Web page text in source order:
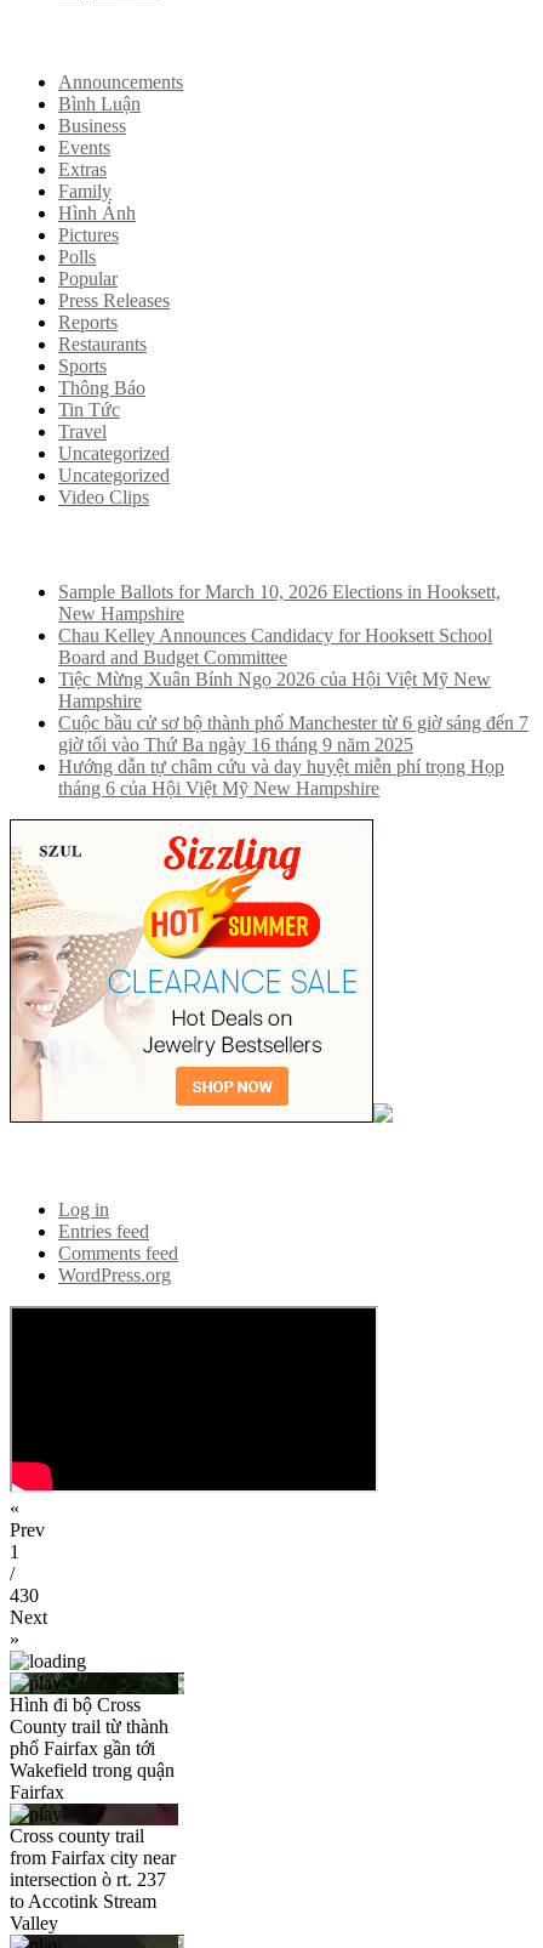
Announcements
Bình Luận
Business
Events
Extras
Family
Hình Ảnh
Pictures
Polls
Popular
Press Releases
Reports
Restaurants
Sports
Thông Báo
Tin Tức
Travel
Uncategorized
Uncategorized
Video Clips
Sample Ballots for March 10, 2026 Elections in Hooksett,
New Hampshire
Chau Kelley Announces Candidacy for Hooksett School
Board and Budget Committee
Tiệc Mừng Xuân Bính Ngọ 2026 của Hội Việt Mỹ New
Hampshire
Cuộc bầu cử sơ bộ thành phố Manchester từ 6 giờ sáng đến 7
giờ tối vào Thứ Ba ngày 16 tháng 9 năm 2025
Hướng dẫn tự châm cứu và day huyệt miễn phí trọng Họp
tháng 6 của Hội Việt Mỹ New Hampshire
Log in
Entries feed
Comments feed
WordPress.org
«
Prev
1
/
430
Next
»
Hình đi bộ Cross
County trail từ thành
phố Fairfax gần tới
Wakefield trong quận
Fairfax
Cross county trail
from Fairfax city near
intersection ò rt. 237
to Accotink Stream
Valley